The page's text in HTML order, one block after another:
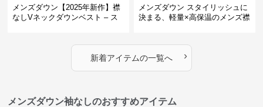
メンズダウン【2025年新作】襟
なしVネックダウンベスト – ス
メンズダウン スタイリッシュに
決まる、軽量×高保温のメンズ襟
新着アイテムの一覧へ ›
メンズダウン袖なしのおすすめアイテム